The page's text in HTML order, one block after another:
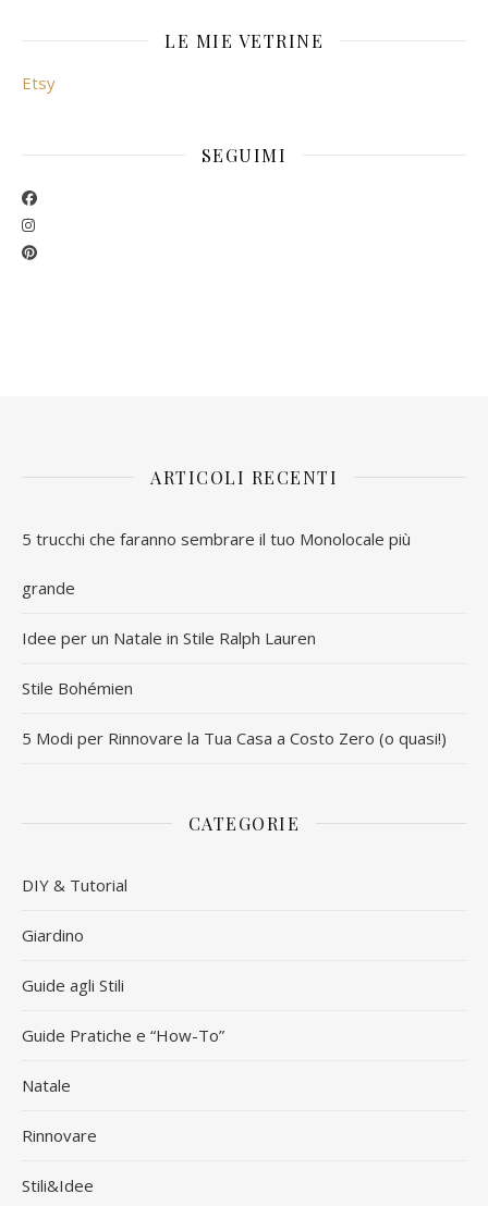
LE MIE VETRINE
Etsy
SEGUIMI
ARTICOLI RECENTI
5 trucchi che faranno sembrare il tuo Monolocale più
grande
Idee per un Natale in Stile Ralph Lauren
Stile Bohémien
5 Modi per Rinnovare la Tua Casa a Costo Zero (o quasi!)
CATEGORIE
DIY & Tutorial
Giardino
Guide agli Stili
Guide Pratiche e “How-To”
Natale
Rinnovare
Stili&Idee